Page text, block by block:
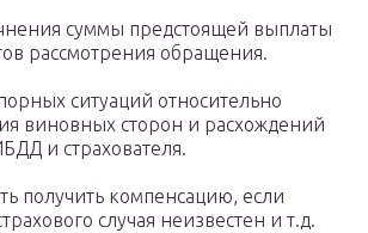
суммы предстоящей выплаты
рассмотрения обращения.
ситуаций относительно
виновных сторон и расхождений
и страхователя.
получить компенсацию, если
случая неизвестен и т.д.